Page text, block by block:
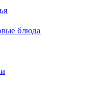
блюда